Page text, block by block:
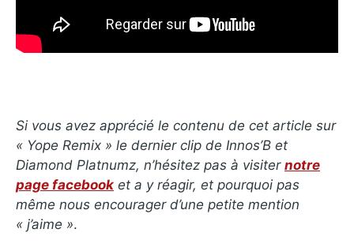
Si vous avez apprécié le contenu de cet article sur
« Yope Remix » le dernier clip de Innos’B et
Diamond Platnumz, n’hésitez pas à visiter notre
page facebook et a y réagir, et pourquoi pas
même nous encourager d’une petite mention
« j’aime ».